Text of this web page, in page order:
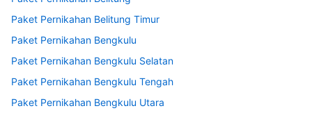
Paket Pernikahan Belitung Timur
Paket Pernikahan Bengkulu
Paket Pernikahan Bengkulu Selatan
Paket Pernikahan Bengkulu Tengah
Paket Pernikahan Bengkulu Utara